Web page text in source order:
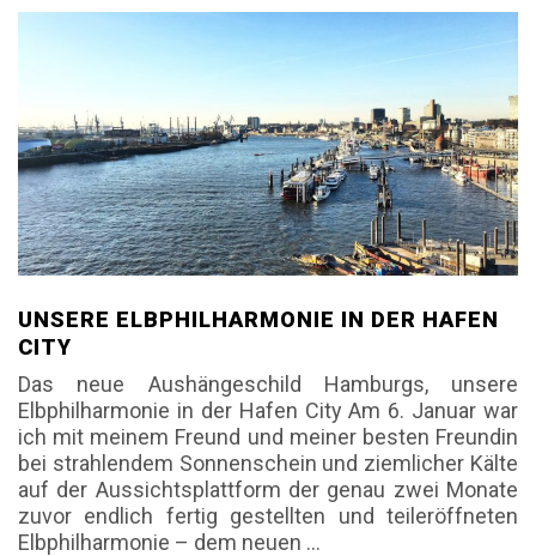
UNSERE ELBPHILHARMONIE IN DER HAFEN
CITY
Das neue Aushängeschild Hamburgs, unsere
Elbphilharmonie in der Hafen City Am 6. Januar war
ich mit meinem Freund und meiner besten Freundin
bei strahlendem Sonnenschein und ziemlicher Kälte
auf der Aussichtsplattform der genau zwei Monate
zuvor endlich fertig gestellten und teileröffneten
Elbphilharmonie – dem neuen …